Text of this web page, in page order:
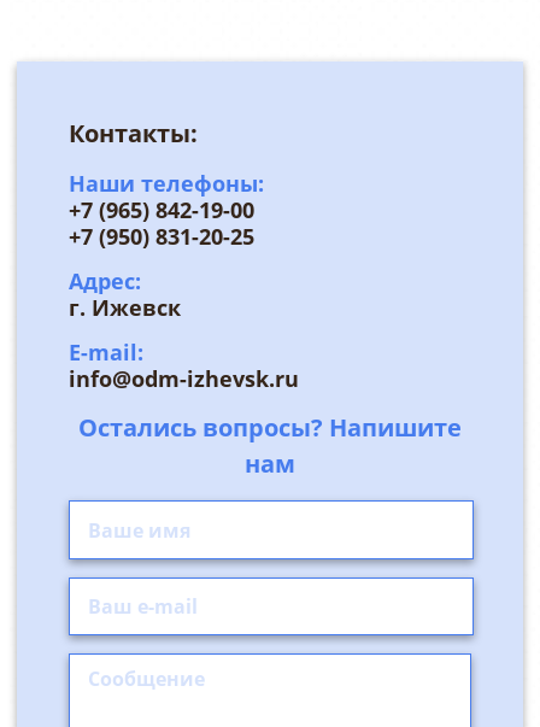
Контакты:
Наши телефоны:
+7 (965) 842-19-00
+7 (950) 831-20-25
Адрес:
г. Ижевск
E-mail:
info@odm-izhevsk.ru
Остались вопросы? Напишите
нам